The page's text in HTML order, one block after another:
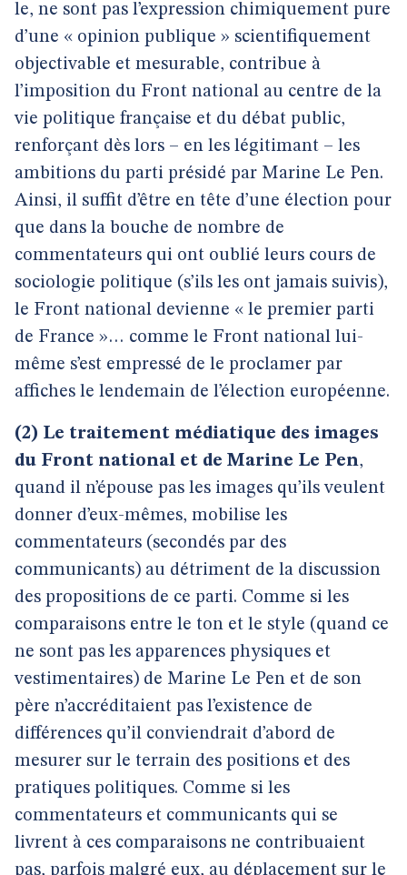
le, ne sont pas l’expression chimiquement pure
d’une « opinion publique » scientifiquement
objectivable et mesurable, contribue à
l’imposition du Front national au centre de la
vie politique française et du débat public,
renforçant dès lors – en les légitimant – les
ambitions du parti présidé par Marine Le Pen.
Ainsi, il suffit d’être en tête d’une élection pour
que dans la bouche de nombre de
commentateurs qui ont oublié leurs cours de
sociologie politique (s’ils les ont jamais suivis),
le Front national devienne « le premier parti
de France »… comme le Front national lui-
même s’est empressé de le proclamer par
affiches le lendemain de l’élection européenne.
(2) Le traitement médiatique des images
du Front national et de Marine Le Pen,
quand il n’épouse pas les images qu’ils veulent
donner d’eux-mêmes, mobilise les
commentateurs (secondés par des
communicants) au détriment de la discussion
des propositions de ce parti. Comme si les
comparaisons entre le ton et le style (quand ce
ne sont pas les apparences physiques et
vestimentaires) de Marine Le Pen et de son
père n’accréditaient pas l’existence de
différences qu’il conviendrait d’abord de
mesurer sur le terrain des positions et des
pratiques politiques. Comme si les
commentateurs et communicants qui se
livrent à ces comparaisons ne contribuaient
pas, parfois malgré eux, au déplacement sur le